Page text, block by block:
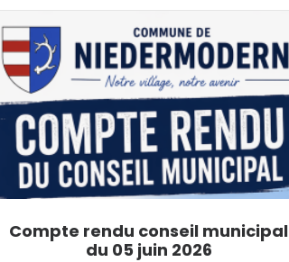
Compte rendu conseil municipal
du 05 juin 2026